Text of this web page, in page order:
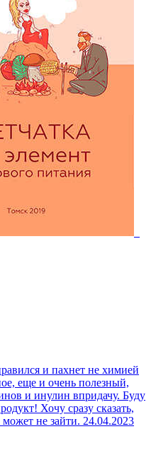
и пахнет не химией
еще и очень полезный,
и инулин впридачу. Буду
Хочу сразу сказать,
может не зайти. 24.04.2023